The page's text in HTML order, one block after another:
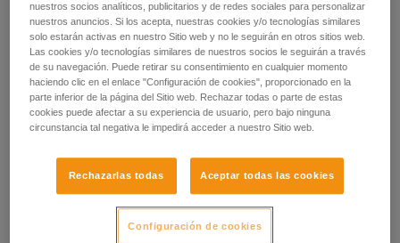
nuestros socios analíticos, publicitarios y de redes sociales para personalizar
nuestros anuncios. Si los acepta, nuestras cookies y/o tecnologías similares
solo estarán activas en nuestro Sitio web y no le seguirán en otros sitios web.
Las cookies y/o tecnologías similares de nuestros socios le seguirán a través
de su navegación. Puede retirar su consentimiento en cualquier momento
haciendo clic en el enlace "Configuración de cookies", proporcionado en la
parte inferior de la página del Sitio web. Rechazar todas o parte de estas
cookies puede afectar a su experiencia de usuario, pero bajo ninguna
circunstancia tal negativa le impedirá acceder a nuestro Sitio web.
Rechazarlas todas Aceptar todas las cookies
Configuración de cookies